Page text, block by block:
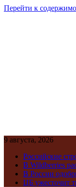
Перейти к
9 августа, 2026
Российские
В Wildberries
В России
ЦБ ужесточит